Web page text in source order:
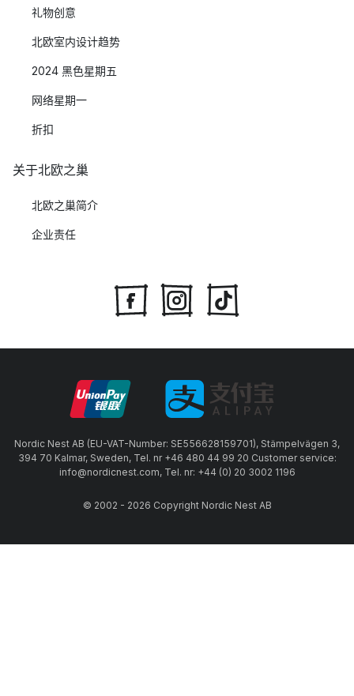
礼物创意
北欧室内设计趋势
2024 黑色星期五
网络星期一
折扣
关于北欧之巢
北欧之巢简介
企业责任
Nordic Nest AB (EU-VAT-Number: SE556628159701), Stämpelvägen 3,
394 70 Kalmar, Sweden, Tel. nr +46 480 44 99 20 Customer service:
info@nordicnest.com, Tel. nr: +44 (0) 20 3002 1196
© 2002 - 2026 Copyright Nordic Nest AB